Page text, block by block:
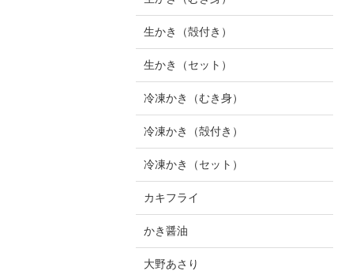
生かき（殻付き）
生かき（セット）
冷凍かき（むき身）
冷凍かき（殻付き）
冷凍かき（セット）
カキフライ
かき醤油
大野あさり